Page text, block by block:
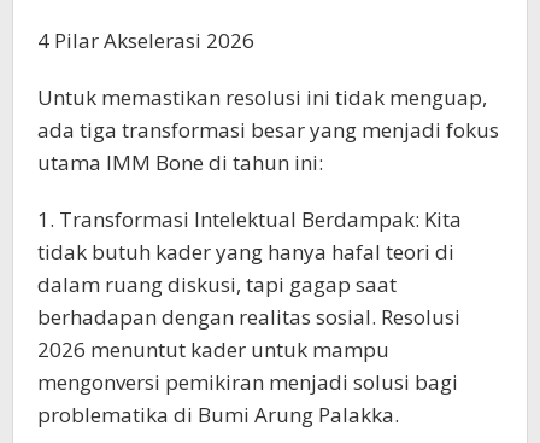
4 Pilar Akselerasi 2026
Untuk memastikan resolusi ini tidak menguap,
ada tiga transformasi besar yang menjadi fokus
utama IMM Bone di tahun ini:
1. Transformasi Intelektual Berdampak: Kita
tidak butuh kader yang hanya hafal teori di
dalam ruang diskusi, tapi gagap saat
berhadapan dengan realitas sosial. Resolusi
2026 menuntut kader untuk mampu
mengonversi pemikiran menjadi solusi bagi
problematika di Bumi Arung Palakka.